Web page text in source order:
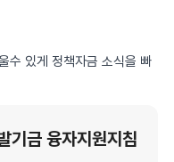
수 있게 정책자금 소식을 빠
기금 융자지원지침